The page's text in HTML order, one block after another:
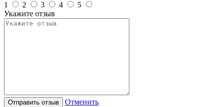
1
2 3 4
5
Укажите отзыв
Отменить